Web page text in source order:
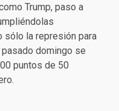
Trump, paso a
sólo la represión para
domingo se
puntos de 50